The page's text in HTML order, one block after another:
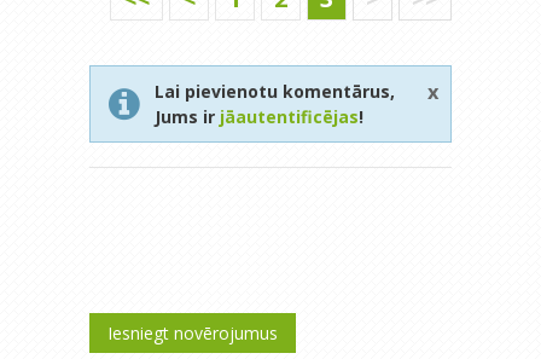
Lai pievienotu komentārus,
Jums ir jāautentificējas!
x
Iesniegt novērojumus